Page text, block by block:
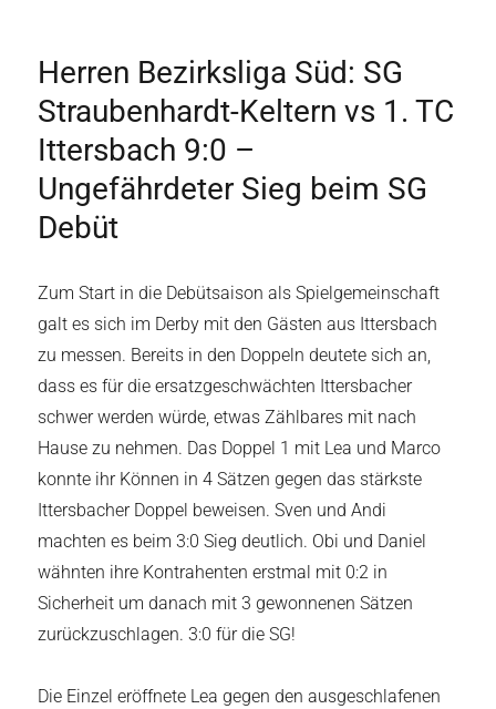
Herren Bezirksliga Süd: SG
Straubenhardt-Keltern vs 1. TC
Ittersbach 9:0 –
Ungefährdeter Sieg beim SG
Debüt
Zum Start in die Debütsaison als Spielgemeinschaft
galt es sich im Derby mit den Gästen aus Ittersbach
zu messen. Bereits in den Doppeln deutete sich an,
dass es für die ersatzgeschwächten Ittersbacher
schwer werden würde, etwas Zählbares mit nach
Hause zu nehmen. Das Doppel 1 mit Lea und Marco
konnte ihr Können in 4 Sätzen gegen das stärkste
Ittersbacher Doppel beweisen. Sven und Andi
machten es beim 3:0 Sieg deutlich. Obi und Daniel
wähnten ihre Kontrahenten erstmal mit 0:2 in
Sicherheit um danach mit 3 gewonnenen Sätzen
zurückzuschlagen. 3:0 für die SG!
Die Einzel eröffnete Lea gegen den ausgeschlafenen